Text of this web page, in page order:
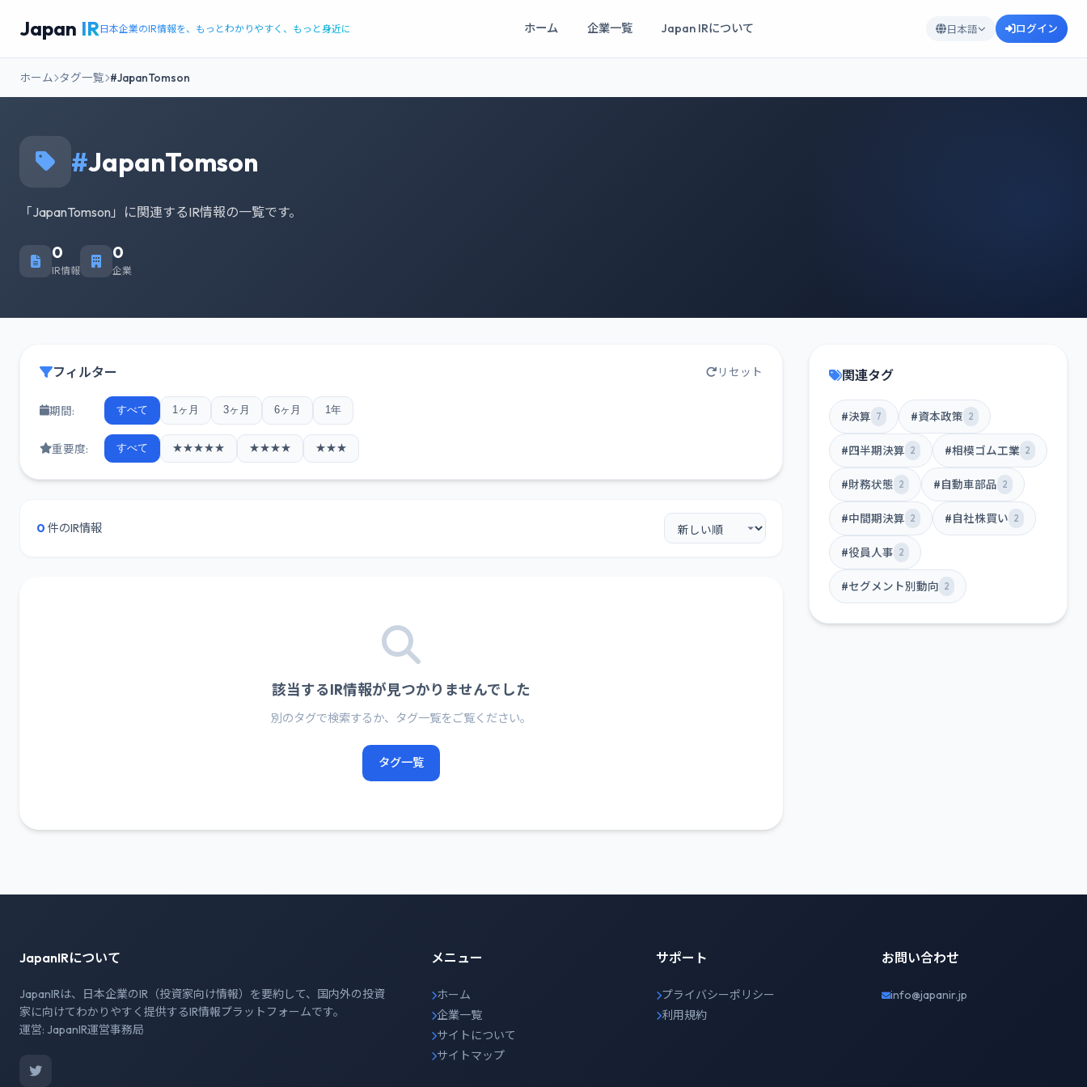
Japan IR日本企業のIR情報を、もっとわかりやすく、もっと身近に ホーム 企業一覧 Japan IRについて 日本語 ログイン
ホーム タグ一覧 #JapanTomson
#JapanTomson
「JapanTomson」に関連するIR情報の一覧です。
0
IR情報
0
企業
フィルター リセット
期間: すべて 1ヶ月 3ヶ月 6ヶ月 1年
重要度: すべて ★★★★★ ★★★★ ★★★
0 件のIR情報
該当するIR情報が見つかりませんでした
別のタグで検索するか、タグ一覧をご覧ください。
タグ一覧
関連タグ
#決算 7 #資本政策 2
#四半期決算 2 #相模ゴム工業 2
#財務状態 2 #自動車部品 2
#中間期決算 2 #自社株買い 2
#役員人事 2
#セグメント別動向 2
JapanIRについて
JapanIRは、日本企業のIR（投資家向け情報）を要約して、国内外の投資
家に向けてわかりやすく提供するIR情報プラットフォームです。
運営: JapanIR運営事務局
メニュー
ホーム
企業一覧
サイトについて
サイトマップ
サポート
プライバシーポリシー
利用規約
お問い合わせ
info@japanir.jp